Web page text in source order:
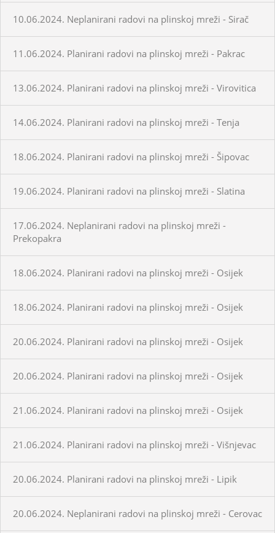
10.06.2024. Neplanirani radovi na plinskoj mreži - Sirač
11.06.2024. Planirani radovi na plinskoj mreži - Pakrac
13.06.2024. Planirani radovi na plinskoj mreži - Virovitica
14.06.2024. Planirani radovi na plinskoj mreži - Tenja
18.06.2024. Planirani radovi na plinskoj mreži - Šipovac
19.06.2024. Planirani radovi na plinskoj mreži - Slatina
17.06.2024. Neplanirani radovi na plinskoj mreži -
Prekopakra
18.06.2024. Planirani radovi na plinskoj mreži - Osijek
18.06.2024. Planirani radovi na plinskoj mreži - Osijek
20.06.2024. Planirani radovi na plinskoj mreži - Osijek
20.06.2024. Planirani radovi na plinskoj mreži - Osijek
21.06.2024. Planirani radovi na plinskoj mreži - Osijek
21.06.2024. Planirani radovi na plinskoj mreži - Višnjevac
20.06.2024. Planirani radovi na plinskoj mreži - Lipik
20.06.2024. Neplanirani radovi na plinskoj mreži - Cerovac